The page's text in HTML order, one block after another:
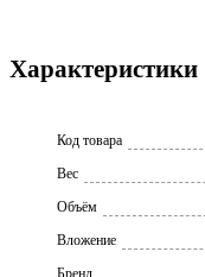
Характеристики
Код товара
Вес
Объём
Вложение
Бренд